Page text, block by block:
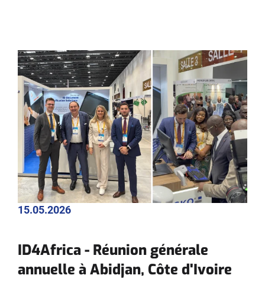
15.05.2026
ID4Africa - Réunion générale
annuelle à Abidjan, Côte d'Ivoire